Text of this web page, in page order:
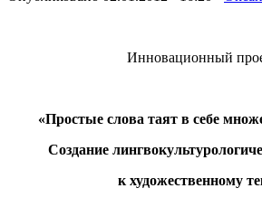
Инновационный
«Простые слова таят в себе
Создание
к художественному